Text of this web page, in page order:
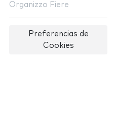
Organizzo Fiere
Preferencias de
Cookies